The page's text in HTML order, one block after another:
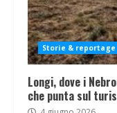
Storie & reportage
Longi, dove i
che punta sul